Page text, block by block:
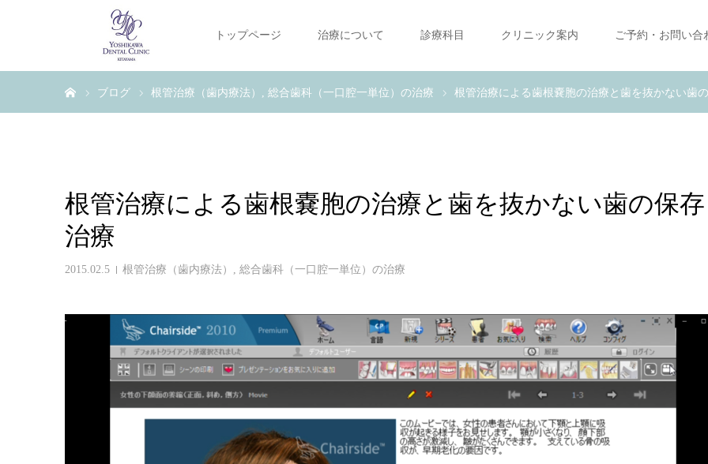
トップページ 治療について 診療科目 クリニック案内 ご予約・お問い合
ブログ 根管治療（歯内療法） 総合歯科（一口腔一単位）の治療 根管治療による歯根嚢胞の治療と歯を抜かない歯
根管治療による歯根嚢胞の治療と歯を抜かない歯の保存
治療
2015.02.5 根管治療（歯内療法） , 総合歯科（一口腔一単位）の治療